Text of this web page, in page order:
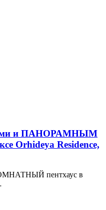
и ПАНОРАМНЫМ
Orhideya Residence,
пентхаус в